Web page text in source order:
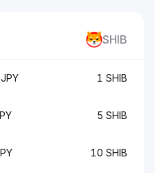
SHIB
1 SHIB
5 SHIB
10 SHIB